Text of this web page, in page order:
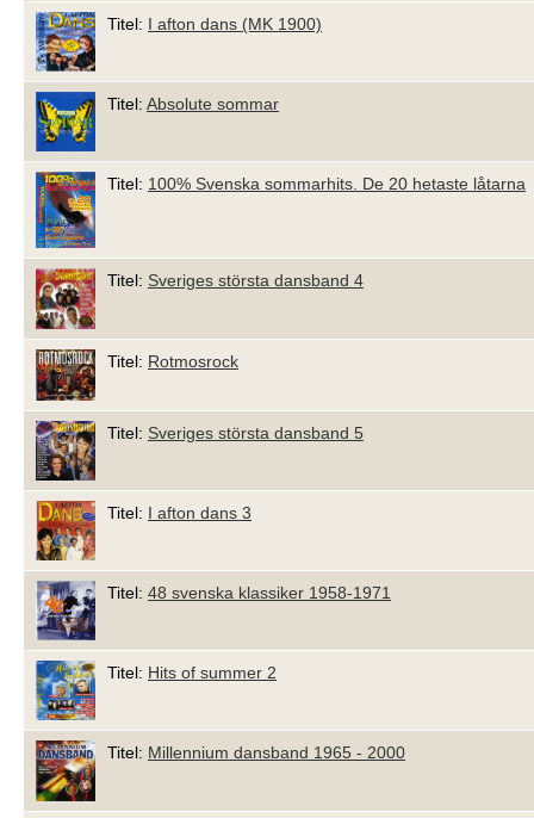
Titel: I afton dans (MK 1900)
Titel: Absolute sommar
Titel: 100% Svenska sommarhits. De 20 hetaste låtarna
Titel: Sveriges största dansband 4
Titel: Rotmosrock
Titel: Sveriges största dansband 5
Titel: I afton dans 3
Titel: 48 svenska klassiker 1958-1971
Titel: Hits of summer 2
Titel: Millennium dansband 1965 - 2000